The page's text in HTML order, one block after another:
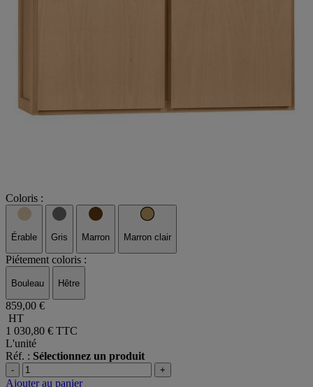
Coloris :
Piétement coloris :
859,00 €
HT
1 030,80 €
L'unité
Réf. :Sélectionnez un produit
-